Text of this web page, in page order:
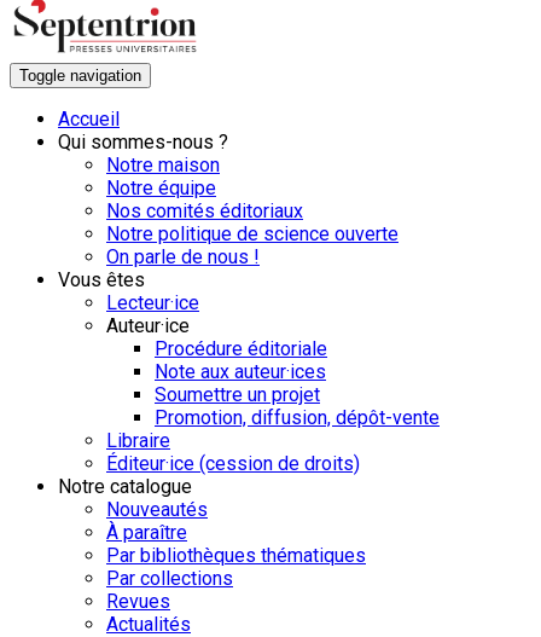
Toggle navigation
Accueil
Qui sommes-nous ?
Notre maison
Notre équipe
Nos comités éditoriaux
Notre politique de science ouverte
On parle de nous !
Vous êtes
Lecteur·ice
Auteur·ice
Procédure éditoriale
Note aux auteur·ices
Soumettre un projet
Promotion, diffusion, dépôt-vente
Libraire
Éditeur·ice (cession de droits)
Notre catalogue
Nouveautés
À paraître
Par bibliothèques thématiques
Par collections
Revues
Actualités